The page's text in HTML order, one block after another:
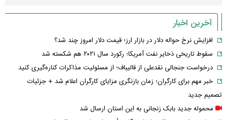
آخرین اخبار
افزایش نرخ حواله دلار در بازار ارز؛ قیمت دلار امروز چند شد؟
سقوط تاریخی ذخایر نفت آمریکا؛ رکورد سال ۲۰۲۱ هم شکسته شد
درخواست جنجالی نقدعلی از قالیباف؛ از مسئولیت مذاکرات کناره‌گیری کنید
خبر مهم برای کارگران؛ زمان بازنگری مزایای کارگران اعلام شد + جزئیات
تصمیم جدید
محموله جدید بابک زنجانی به این استان ارسال شد